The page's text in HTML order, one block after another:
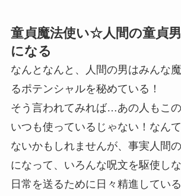
童貞魔法使い☆人間の童貞
になる
なんとなんと、人間の男はみんな
るポテンシャルを秘めている！
そう言われてみれば…あの人もこ
いつも使っているじゃない！なん
ないかもしれませんが、事実人間
になって、いろんな呪文を駆使し
日常を送るために日々精進している